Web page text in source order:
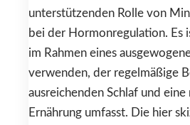
unterstützenden Rolle von
bei der Hormonregulation. Es
im Rahmen eines
verwenden, der regelmäßige
ausreichenden Schlaf und
Ernährung umfasst. Die hier